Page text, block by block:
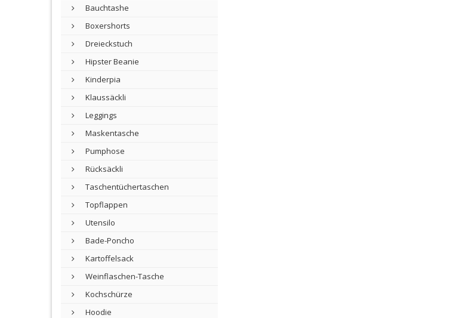
Bauchtashe
Boxershorts
Dreieckstuch
Hipster Beanie
Kinderpia
Klaussäckli
Leggings
Maskentasche
Pumphose
Rücksäckli
Taschentüchertaschen
Topflappen
Utensilo
Bade-Poncho
Kartoffelsack
Weinflaschen-Tasche
Kochschürze
Hoodie